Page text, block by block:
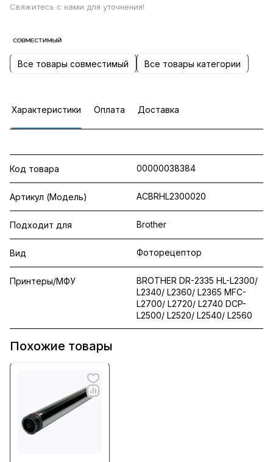
Свяжитесь с нами для уточнения!
Все товары совместимый Все товары категории
Характеристики Оплата Доставка
Код товара 00000038384
Артикул (Модель) ACBRHL2300020
Подходит для Brother
Вид Фоторецептор
Принтеры/МФУ
BROTHER DR-2335 HL-L2300/
L2340/ L2360/ L2365 MFC-
L2700/ L2720/ L2740 DCP-
L2500/ L2520/ L2540/ L2560
Похожие товары